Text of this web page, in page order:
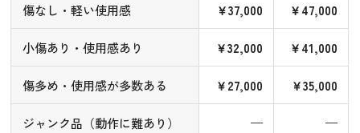
傷なし・軽い使用感 ￥37,000 ￥47,000
小傷あり・使用感あり ￥32,000 ￥41,000
傷多め・使用感が多数ある ￥27,000 ￥35,000
ジャンク品（動作に難あり） — —